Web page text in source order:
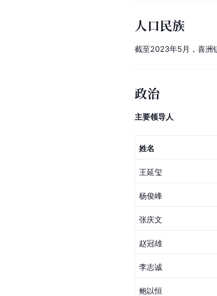
人口民族
截至2023年5月，喜洲
政治
主要领导人
姓名
王延玺
杨俊峰
张庆文
赵冠雄
李志诚
鲍以恒